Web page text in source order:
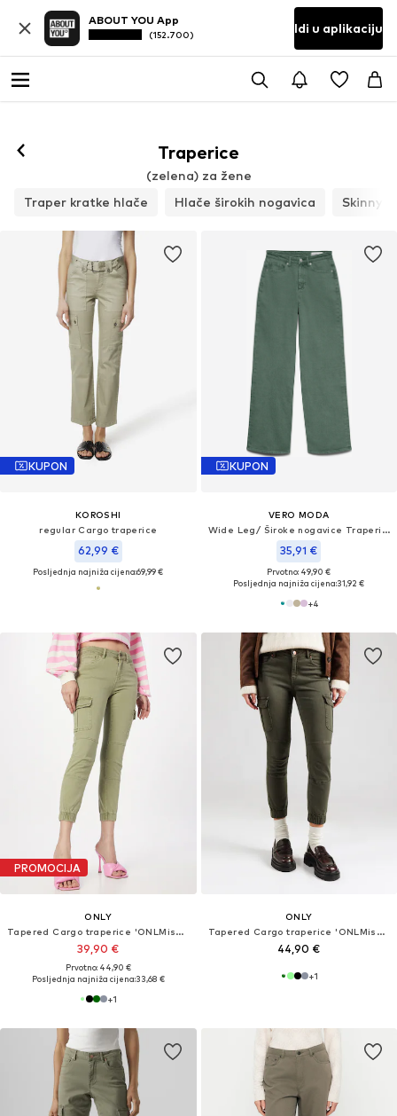
ABOUT YOU App
(152.700) Idi u aplikaciju
Traperice
(zelena) za žene
Traper kratke hlače
Hlače širokih nogavica Skinny
KUPON
KOROSHI
regular Cargo traperice
62,99 €
Posljednja najniža cijena:69,99 €
KUPON
VERO MODA
Wide Leg/ Široke nogavice Traperice 'VMTessa'
35,91 €
Prvotno: 49,90 €
Posljednja najniža cijena:31,92 €
+4
PROMOCIJA
ONLY
Tapered Cargo traperice 'ONLMissouri'
39,90 €
Prvotno: 44,90 €
Posljednja najniža cijena:33,68 €
+1
ONLY
Tapered Cargo traperice 'ONLMissouri'
44,90 €
+1